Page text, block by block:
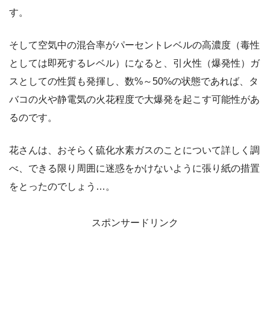
す。
そして空気中の混合率がパーセントレベルの高濃度（毒性
としては即死するレベル）になると、引火性（爆発性）ガ
スとしての性質も発揮し、数%～50%の状態であれば、タ
バコの火や静電気の火花程度で大爆発を起こす可能性があ
るのです。
花さんは、おそらく硫化水素ガスのことについて詳しく調
べ、できる限り周囲に迷惑をかけないように張り紙の措置
をとったのでしょう…。
スポンサードリンク